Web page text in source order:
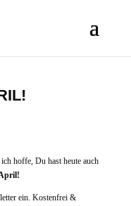
hoffe, Du hast heute auch
ein. Kostenfrei &